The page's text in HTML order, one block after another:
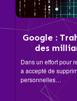
Google :
des
Dans un effort pour
a accepté de
personnelles…